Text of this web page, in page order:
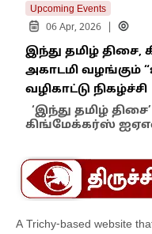
Upcoming Events
06 Apr, 2026
இந்து தமிழ்
அகாடமி வழங்கும்
வழிகாட்டு நிகழ்ச்சி
‘இந்து தமிழ்
கிங்மேக்கர்ஸ்
A Trichy-based website